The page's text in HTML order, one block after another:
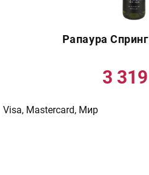
Рапаура
3 319
Visa, Mastercard, Мир